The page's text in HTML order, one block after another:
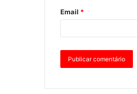
Email *